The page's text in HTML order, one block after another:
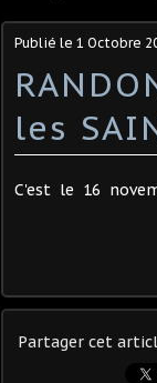
Publié le 1 Octobre
les
C'est le 16
Partager cet